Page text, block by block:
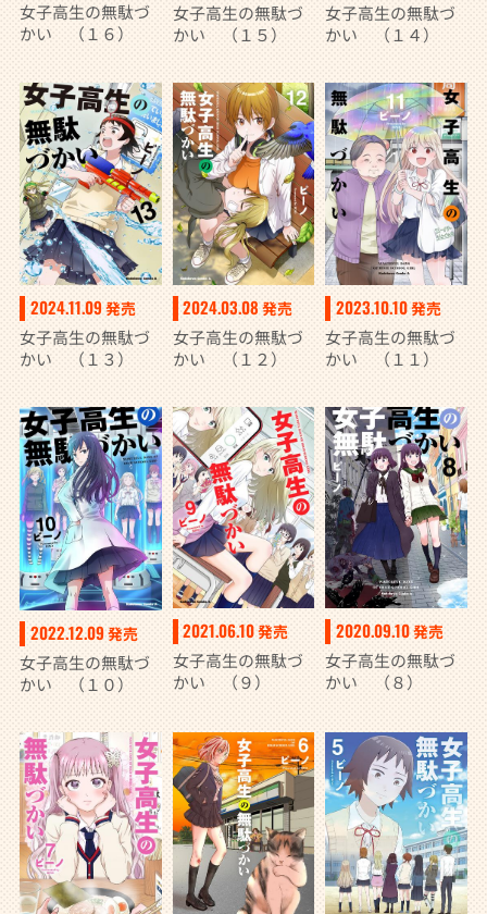
女子高生の無駄づ
かい （１６）
女子高生の無駄づ
かい （１５）
女子高生の無駄づ
かい （１４）
2024.11.09発売
女子高生の無駄づ
かい （１３）
2024.03.08 発売
女子高生の無駄づ
かい （１２）
2023.10.10発売
女子高生の無駄づ
かい （１１）
2022.12.09発売
女子高生の無駄づ
かい （１０）
2021.06.10発売
女子高生の無駄づ
かい （９）
2020.09.10発売
女子高生の無駄づ
かい （８）